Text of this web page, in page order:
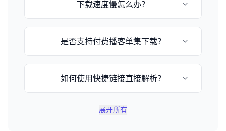
下载速度慢怎么办？
心等待或稍后重试。
是否支持付费播客单集下载？
提供付费单集下载解析功能。
如何使用快捷链接直接解析？
您可以在网址后加上 `?q=小宇宙链接`，例如
展开所有